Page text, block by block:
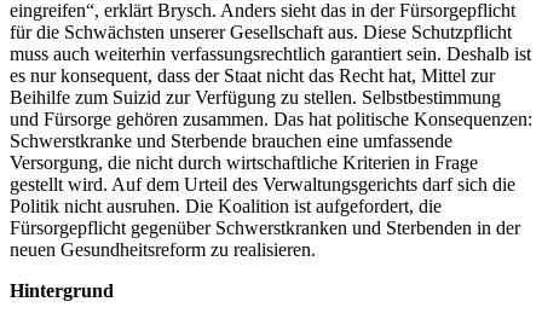
eingreifen“, erklärt Brysch. Anders sieht das in der Fürsorgepflicht
für die Schwächsten unserer Gesellschaft aus. Diese Schutzpflicht
muss auch weiterhin verfassungsrechtlich garantiert sein. Deshalb ist
es nur konsequent, dass der Staat nicht das Recht hat, Mittel zur
Beihilfe zum Suizid zur Verfügung zu stellen. Selbstbestimmung
und Fürsorge gehören zusammen. Das hat politische Konsequenzen:
Schwerstkranke und Sterbende brauchen eine umfassende
Versorgung, die nicht durch wirtschaftliche Kriterien in Frage
gestellt wird. Auf dem Urteil des Verwaltungsgerichts darf sich die
Politik nicht ausruhen. Die Koalition ist aufgefordert, die
Fürsorgepflicht gegenüber Schwerstkranken und Sterbenden in der
neuen Gesundheitsreform zu realisieren.
Hintergrund